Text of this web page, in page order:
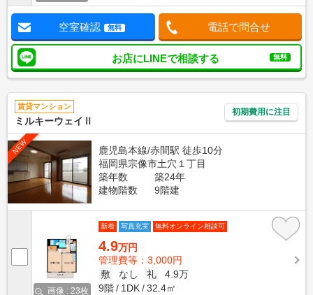
空室確認 無料 電話で問合せ
お店にLINEで相談する 無料
賃貸マンション
ミルキーウェイⅡ
初期費用に注目
NEW
鹿児島本線/赤間駅 徒歩10分
福岡県宗像市土穴１丁目
築年数
築24年
建物階数
9階建
画像 : 23枚
新着 写真充実 無料オンライン相談可
4.9万円
管理費等：3,000円
敷
なし 礼
4.9万
9階
1DK 32.4㎡